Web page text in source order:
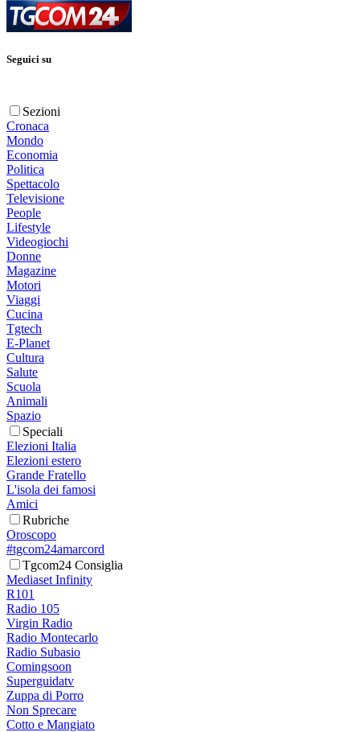
Seguici su
Sezioni
Cronaca
Mondo
Economia
Politica
Spettacolo
Televisione
People
Lifestyle
Videogiochi
Donne
Magazine
Motori
Viaggi
Cucina
Tgtech
E-Planet
Cultura
Salute
Scuola
Animali
Spazio
Speciali
Elezioni Italia
Elezioni estero
Grande Fratello
L'isola dei famosi
Amici
Rubriche
Oroscopo
#tgcom24amarcord
Tgcom24 Consiglia
Mediaset Infinity
R101
Radio 105
Virgin Radio
Radio Montecarlo
Radio Subasio
Comingsoon
Superguidatv
Zuppa di Porro
Non Sprecare
Cotto e Mangiato